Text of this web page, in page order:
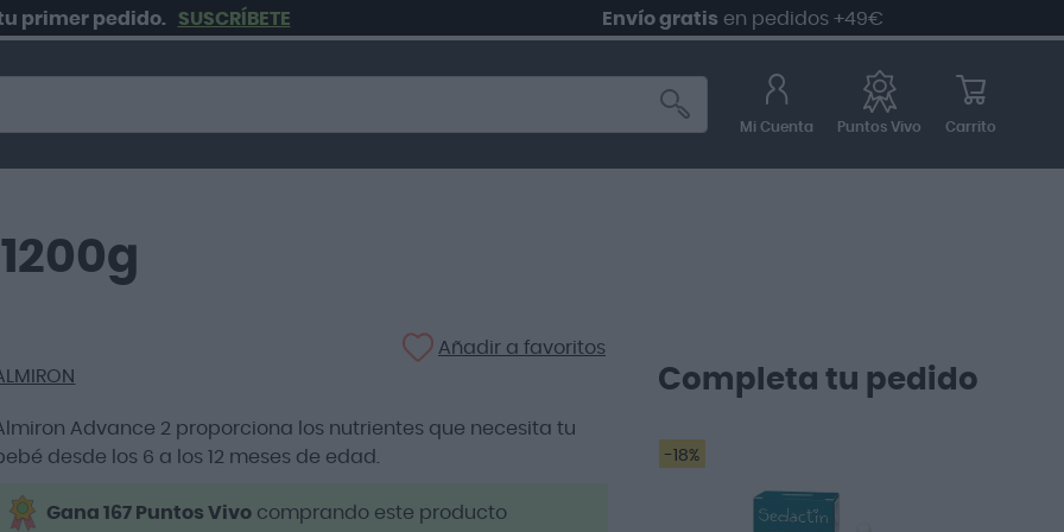
pedido. SUSCRÍBETE Envío gratisen pedidos +49€
Mi Cuenta Puntos Vivo Carrito
Añadir a favoritos
Advance 2 proporciona los nutrientes que necesita tu
desde los 6 a los 12 meses de edad.
Gana 167 Puntos Vivo comprando este producto
Completa tu pedido
-18%